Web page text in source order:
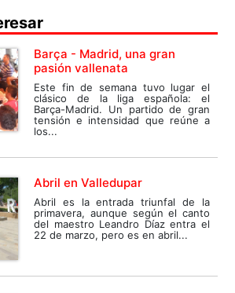
Barça - Madrid, una gran
pasión vallenata
Este fin de semana tuvo lugar el
clásico de la liga española: el
Barça-Madrid. Un partido de gran
tensión e intensidad que reúne a
los...
Abril en Valledupar
Abril es la entrada triunfal de la
primavera, aunque según el canto
del maestro Leandro Díaz entra el
22 de marzo, pero es en abril...